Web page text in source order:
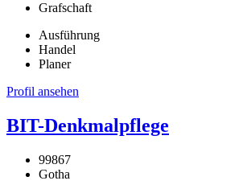
Grafschaft
Ausführung
Handel
Planer
Profil ansehen
BIT-Denkmalpflege
99867
Gotha